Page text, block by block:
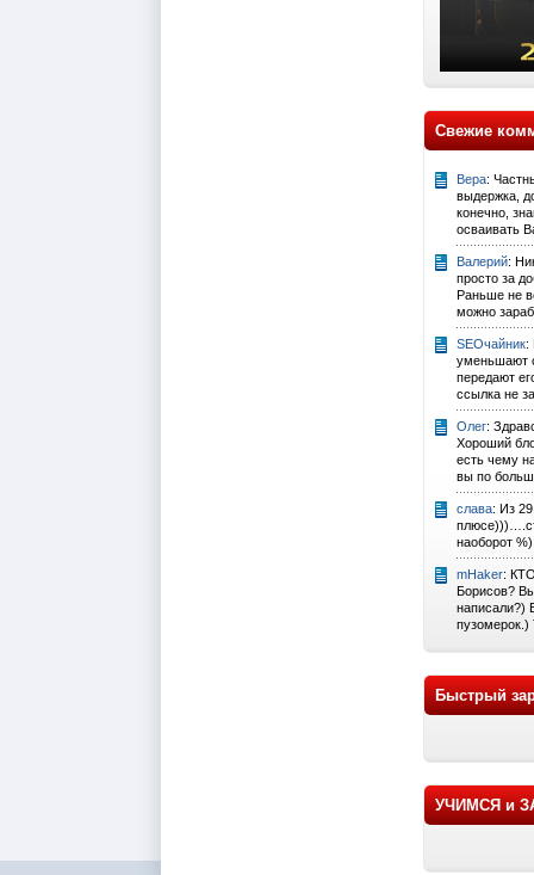
Свежие
Вера:
выдержка,
конечно,
осваивать
Валерий:
просто за
Раньше не
можно
SEOчайник:
уменьшают
передают
ссылка не
Олег:
Хороший
есть чему
вы по
слава: Из
наоборот %)
mHaker:
Борисов?
написали?)
пузомерок.)
Быстрый
УЧИМСЯ и